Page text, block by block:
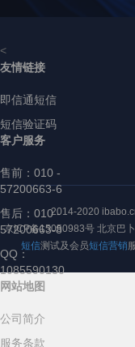
<
友情链接
即信通短信
短信验证码
客户服务
售前： 010 -
57200663-6
售后：010 -
57200663-8
QQ：
1085590130
网站地图
公司简介
服务条款
2014-2020
京ICP备15050983号 北京巴卜
短信测试及会员短信营销